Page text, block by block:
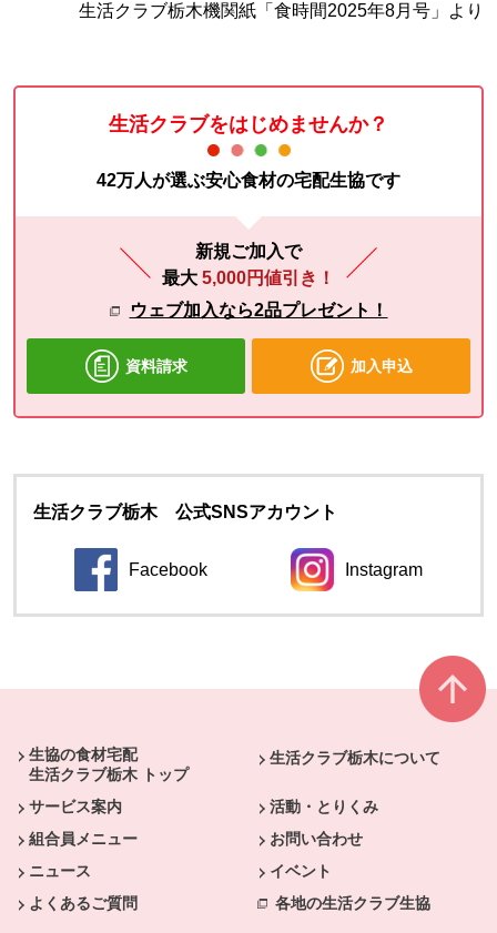
生活クラブ栃木機関紙「食時間2025年8月号」より
生活クラブをはじめませんか？
42万人が選ぶ安心食材の宅配生協です
新規ご加入で
最大 5,000円値引き！
ウェブ加入なら2品プレゼント！
資料請求 加入申込
生活クラブ栃木 公式SNSアカウント
Facebook
別のウィンドウで開きます。
Instagram
別のウィンドウ
生協の食材宅配
生活クラブ栃木 トップ
生活クラブ栃木について
サービス案内
活動・とりくみ
組合員メニュー
お問い合わせ
ニュース
イベント
よくあるご質問
各地の生活クラブ生協